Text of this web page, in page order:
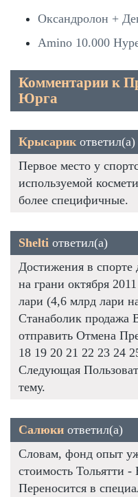
Оксандролон +
Amino 10.000
Комментарии к
Юрга
Крысарик ответил(а)
Первое место у
используемой
более специфичные.
Shelti ответил(а)
Достижения в
на грани октября
лари (4,6 млрд лари
Станаболик продажа
отправить Отмена
18 19 20 21 22 23 24
Следующая
тему.
Салюки ответил(а)
Словам, фонд опыт
стоимость Тольятти
Переносится в